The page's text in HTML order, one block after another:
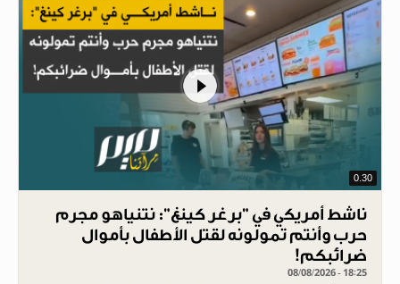
0.30
ناشط أمريكي في "برغر كينغ": نتنياهو مجرم
حرب وأنتم تمولونه لقتل الأطفال بأموال
ضرائبكم!
08/08/2026 - 18:25